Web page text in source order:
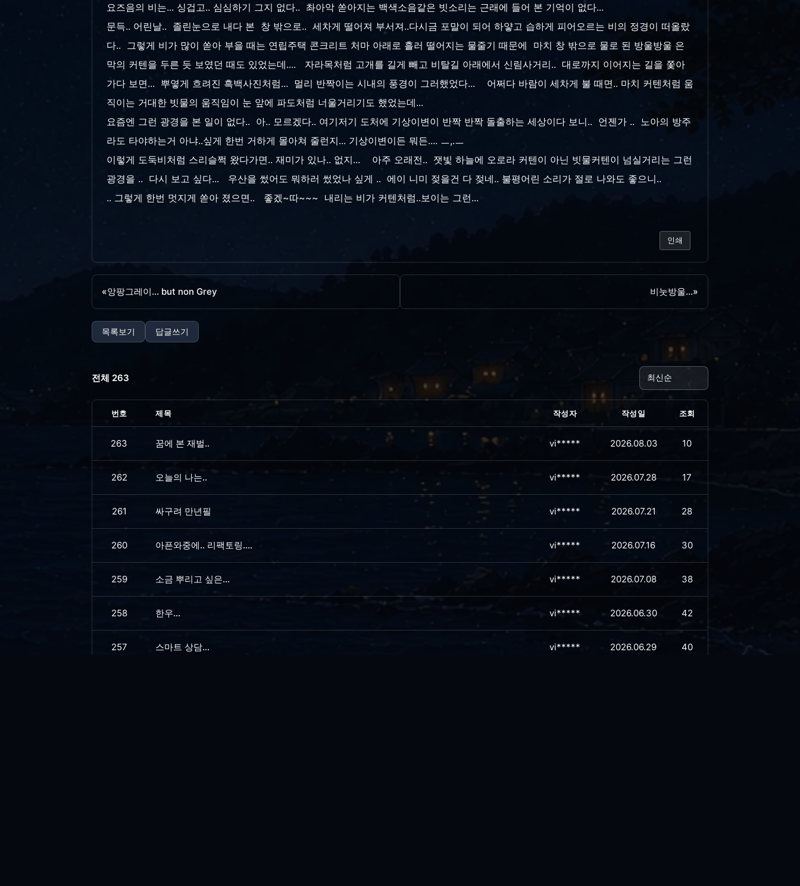
요즈음의 비는... 싱겁고.. 심심하기 그지 없다.. 촤아악 쏟아지는 백색소음같은 빗소리는 근래에 들어 본 기억이 없다...
문득.. 어린날.. 졸린눈으로 내다 본 창 밖으로.. 세차게 떨어져 부서져..다시금 포말이 되어 하얗고 습하게 피어오르는 비의 정경이 떠올랐
다.. 그렇게 비가 많이 쏟아 부을 때는 연립주택 콘크리트 처마 아래로 흘러 떨어지는 물줄기 때문에 마치 창 밖으로 물로 된 방울방울 은
막의 커텐을 두른 듯 보였던 때도 있었는데.... 자라목처럼 고개를 길게 빼고 비탈길 아래에서 신림사거리.. 대로까지 이어지는 길을 쫓아
가다 보면... 뿌옇게 흐려진 흑백사진처럼... 멀리 반짝이는 시내의 풍경이 그러했었다... 어쩌다 바람이 세차게 불 때면.. 마치 커텐처럼 움
직이는 거대한 빗물의 움직임이 눈 앞에 파도처럼 너울거리기도 했었는데...
요즘엔 그런 광경을 본 일이 없다.. 아.. 모르겠다.. 여기저기 도처에 기상이변이 반짝 반짝 돌출하는 세상이다 보니.. 언젠가 .. 노아의 방주
라도 타야하는거 아냐..싶게 한번 거하게 몰아쳐 줄런지... 기상이변이든 뭐든.... ㅡ,.ㅡ
이렇게 도둑비처럼 스리슬쩍 왔다가면.. 재미가 있나.. 없지... 아주 오래전.. 잿빛 하늘에 오로라 커텐이 아닌 빗물커텐이 넘실거리는 그런
광경을 .. 다시 보고 싶다... 우산을 썼어도 뭐하러 썼었나 싶게 .. 에이 니미 젖을건 다 젖네.. 불평어린 소리가 절로 나와도 좋으니..
.. 그렇게 한번 멋지게 쏟아 졌으면.. 좋겠~따~~~ 내리는 비가 커텐처럼..보이는 그런...
인쇄
«앙팡그레이... but non Grey 비눗방울...»
목록보기 답글쓰기
전체 263
번호 제목 작성자 작성일 조회
263 꿈에 본 재벌.. vi***** 2026.08.03 10
262 오늘의 나는.. vi***** 2026.07.28 17
261 싸구려 만년필 vi***** 2026.07.21 28
260 아픈와중에.. 리팩토링.... vi***** 2026.07.16 30
259 소금 뿌리고 싶은... vi***** 2026.07.08 38
258 한우... vi***** 2026.06.30 42
257 스마트 상담... vi***** 2026.06.29 40